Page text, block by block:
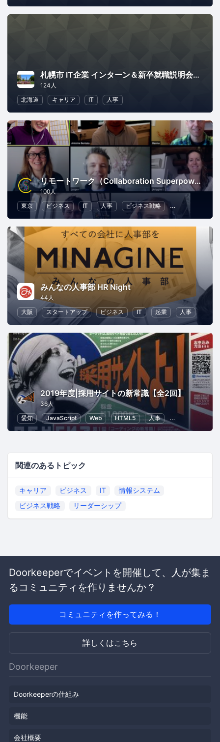
札幌市 IT企業 インターン＆新卒就職説明会フェア＠2018年3月3日(土) in 札幌
124人
北海道
キャリア IT 人事
リモートワーク（Collaboration Superpowers）
100人
東京
ビジネス IT 人事 ビジネス戦略 リモートワーク
みんなの人事部 HR Night
44人
大阪
スタートアップ ビジネス IT 起業 人事
2019年度|採用サイトの新常識【全2回】
36人
愛知
JavaScript Web HTML5 人事 SEO（検索エン
関連のあるトピック
キャリア ビジネス IT
情報システム
ビジネス戦略
リーダーシップ
Doorkeeperでイベントを開催して、人が集ま
るコミュニティを作りませんか？
コミュニティを作ってみる！
詳しくはこちら
Doorkeeper
Doorkeeperの仕組み
機能
会社概要